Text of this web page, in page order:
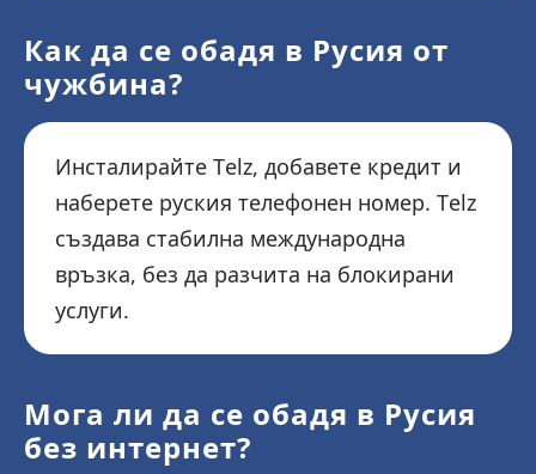
Как да се обадя в Русия от
чужбина?
Инсталирайте Telz, добавете кредит и
наберете руския телефонен номер. Telz
създава стабилна международна
връзка, без да разчита на блокирани
услуги.
Мога ли да се обадя в Русия
без интернет?